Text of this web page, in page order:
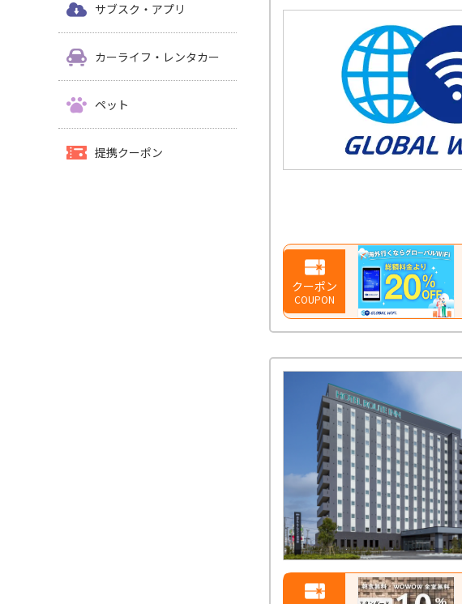
サブスク・アプリ
カーライフ・レンタカー
ペット
提携クーポン
クーポン
COUPON